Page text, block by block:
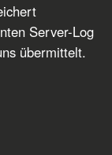
Server-Log
übermittelt.